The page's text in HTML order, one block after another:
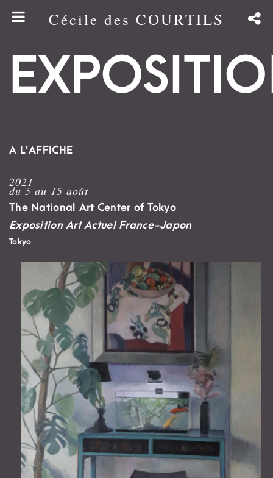
Cécile des COURTILS
A L’AFFICHE
2021
du 5 au 15 août
The National Art Center of Tokyo
Exposition Art Actuel France-Japon
Tokyo